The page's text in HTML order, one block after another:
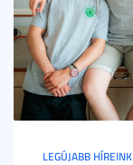
LEGÚJABB HÍREINK